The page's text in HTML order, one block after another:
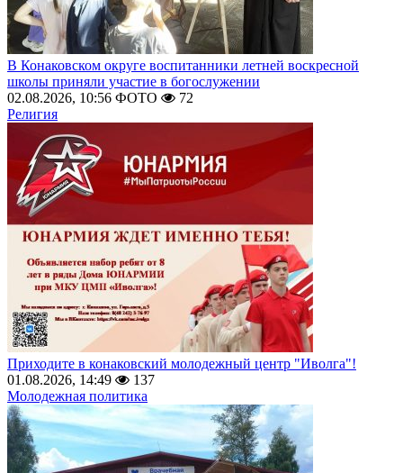
В Конаковском округе воспитанники летней воскресной
школы приняли участие в богослужении
02.08.2026, 10:56 ФОТО
72
Религия
Приходите в конаковский молодежный центр "Иволга"!
01.08.2026, 14:49
137
Молодежная политика